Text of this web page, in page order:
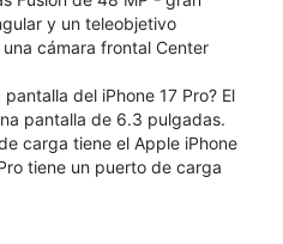
y un teleobjetivo
cámara frontal Center
del iPhone 17 Pro? El
pantalla de 6.3 pulgadas.
carga tiene el Apple iPhone
tiene un puerto de carga